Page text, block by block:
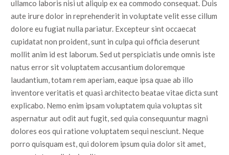
ullamco laboris nisi ut aliquip ex ea commodo consequat. Duis
aute irure dolor in reprehenderit in voluptate velit esse cillum
dolore eu fugiat nulla pariatur. Excepteur sint occaecat
cupidatat non proident, sunt in culpa qui officia deserunt
mollit anim id est laborum. Sed ut perspiciatis unde omnis iste
natus error sit voluptatem accusantium doloremque
laudantium, totam rem aperiam, eaque ipsa quae ab illo
inventore veritatis et quasi architecto beatae vitae dicta sunt
explicabo. Nemo enim ipsam voluptatem quia voluptas sit
aspernatur aut odit aut fugit, sed quia consequuntur magni
dolores eos qui ratione voluptatem sequi nesciunt. Neque
porro quisquam est, qui dolorem ipsum quia dolor sit amet,